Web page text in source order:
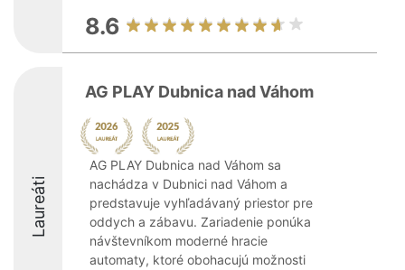
8.6
Laureáti
AG PLAY Dubnica nad Váhom
AG PLAY Dubnica nad Váhom sa
nachádza v Dubnici nad Váhom a
predstavuje vyhľadávaný priestor pre
oddych a zábavu. Zariadenie ponúka
návštevníkom moderné hracie
automaty, ktoré obohacujú možnosti